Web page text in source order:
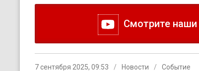
Смотрите наши
7 сентября 2025, 09:53 Новости Событие